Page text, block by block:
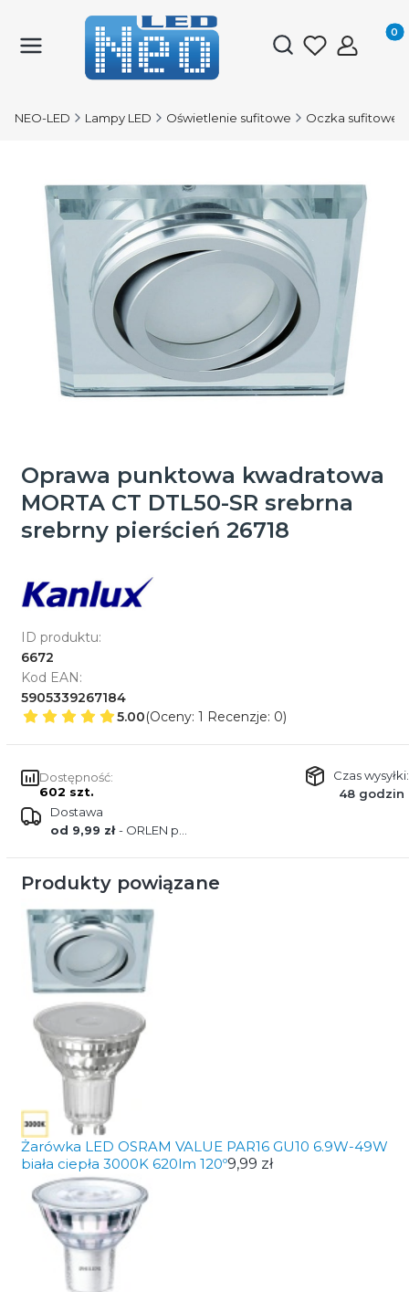
Otwórz
NEO-LED Lampy LED Oświetlenie sufitowe Oczka sufitowe
Oprawa punktowa kwadratowa
MORTA CT DTL50-SR srebrna
srebrny pierścień 26718
ID produktu:
6672
Kod EAN:
5905339267184
5.00(Oceny: 1 Recenzje: 0)
Dostępność:
602 szt.
Czas wysyłki:
48 godzin
Dostawa
od 9,99 zł- ORLEN paczka
Produkty powiązane
Żarówka LED OSRAM VALUE PAR16 GU10 6.9W-49W
biała ciepła 3000K 620lm 120º9,99 zł